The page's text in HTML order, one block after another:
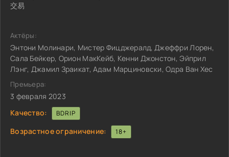
交易
Актёры:
Энтони Молинари, Мистер Фицджералд, Джеффри Лорен,
Сала Бейкер, Орион МакКейб, Кенни Джонстон, Эйприл
Лэнг, Джамил Зраикат, Адам Марциновски, Одра Ван Хес
Премьера:
3 февраля 2023
Качество:
BDRIP
Возрастное ограничение: 18+